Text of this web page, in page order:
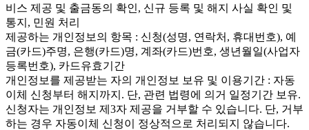
비스 제공 및 출금동의 확인, 신규 등록 및 해지 사실 확인 및
통지, 민원 처리
제공하는 개인정보의 항목 : 신청(성명, 연락처, 휴대번호), 예
금(카드)주명, 은행(카드)명, 계좌(카드)번호, 생년월일(사업자
등록번호), 카드유효기간
개인정보를 제공받는 자의 개인정보 보유 및 이용기간 : 자동
이체 신청부터 해지까지. 단, 관련 법령에 의거 일정기간 보유.
신청자는 개인정보 제3자 제공을 거부할 수 있습니다. 단, 거부
하는 경우 자동이체 신청이 정상적으로 처리되지 않습니다.